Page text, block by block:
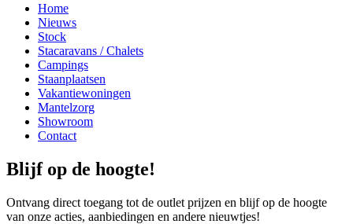
Home
Nieuws
Stock
Stacaravans / Chalets
Campings
Staanplaatsen
Vakantiewoningen
Mantelzorg
Showroom
Contact
Blijf op de hoogte!
Ontvang direct toegang tot de outlet prijzen en blijf op de hoogte
van onze acties, aanbiedingen en andere nieuwtjes!